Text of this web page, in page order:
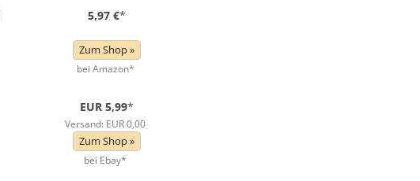
5,97 €*
Zum Shop »
bei Amazon*
EUR 5,99*
Versand: EUR 0,00
Zum Shop »
bei Ebay*